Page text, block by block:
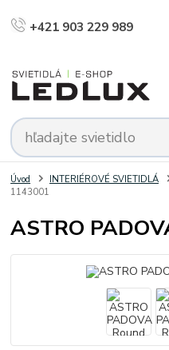
+421 903 229 989
Úvod INTERIÉROVÉ SVIETIDLÁ
1143001
ASTRO